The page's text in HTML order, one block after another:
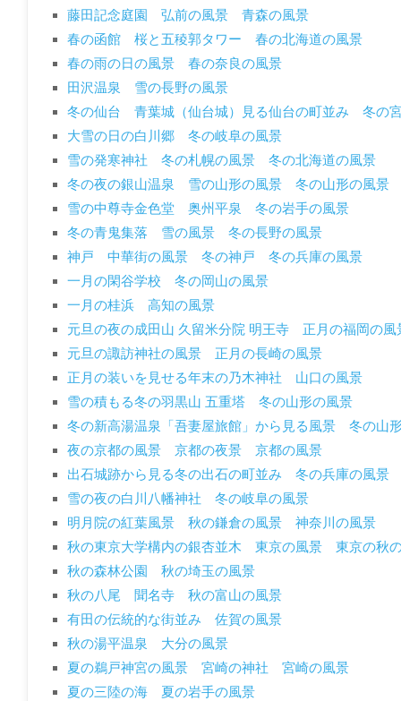
藤田記念庭園 弘前の風景 青森の風景
春の函館 桜と五稜郭タワー 春の北海道の風景
春の雨の日の風景 春の奈良の風景
田沢温泉 雪の長野の風景
冬の仙台 青葉城（仙台城）見る仙台の町並み 冬の
大雪の日の白川郷 冬の岐阜の風景
雪の発寒神社 冬の札幌の風景 冬の北海道の風景
冬の夜の銀山温泉 雪の山形の風景 冬の山形の風景
雪の中尊寺金色堂 奥州平泉 冬の岩手の風景
冬の青鬼集落 雪の風景 冬の長野の風景
神戸 中華街の風景 冬の神戸 冬の兵庫の風景
一月の閑谷学校 冬の岡山の風景
一月の桂浜 高知の風景
元旦の夜の成田山 久留米分院 明王寺 正月の福岡の風
元旦の諏訪神社の風景 正月の長崎の風景
正月の装いを見せる年末の乃木神社 山口の風景
雪の積もる冬の羽黒山 五重塔 冬の山形の風景
冬の新高湯温泉「吾妻屋旅館」から見る風景 冬の山
夜の京都の風景 京都の夜景 京都の風景
出石城跡から見る冬の出石の町並み 冬の兵庫の風景
雪の夜の白川八幡神社 冬の岐阜の風景
明月院の紅葉風景 秋の鎌倉の風景 神奈川の風景
秋の東京大学構内の銀杏並木 東京の風景 東京の秋
秋の森林公園 秋の埼玉の風景
秋の八尾 聞名寺 秋の富山の風景
有田の伝統的な街並み 佐賀の風景
秋の湯平温泉 大分の風景
夏の鵜戸神宮の風景 宮崎の神社 宮崎の風景
夏の三陸の海 夏の岩手の風景